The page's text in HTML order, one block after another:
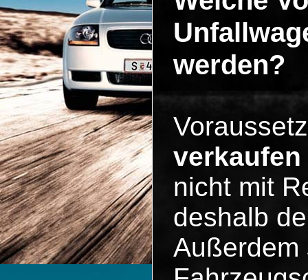
werden?
verkaufen
nicht mit
deshalb
Außerdem